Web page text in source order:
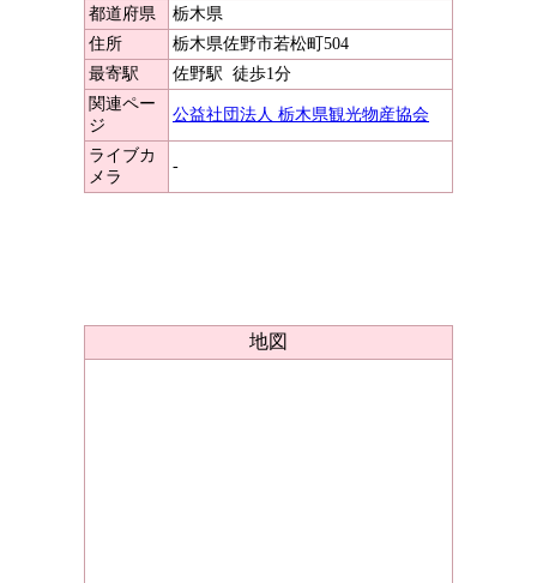
都道府県
栃木県
住所
栃木県佐野市若松町504
最寄駅
佐野駅 徒歩1分
関連ペー
ジ
公益社団法人 栃木県観光物産協会
ライブカ
メラ
-
地図